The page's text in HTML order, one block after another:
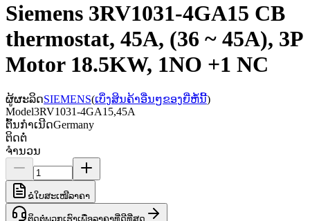
Siemens 3RV1031-4GA15 CB
thermostat, 45A, (36 ~ 45A), 3P
Motor 18.5KW, 1NO +1 NC
ຜູ້ຜະລິດSIEMENS(ເບິ່ງສິນຄ້າອື່ນໆຂອງຍີ່ຫໍ້ນີ້)
Model3RV1031-4GA15,45A
ຕົ້ນກຳເນີດGermany
ຕິດຕໍ່
ຈຳນວນ
ຂໍໃບສະເໜີລາຄາ
ຕິດຕໍ່ພວກເຮົາເພື່ອລາຄາທີ່ດີທີ່ສຸດ